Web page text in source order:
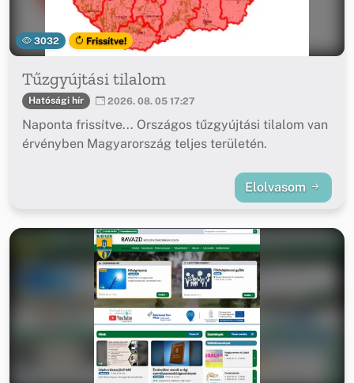
3032 Frissítve!
Tűzgyújtási tilalom
Hatósági hír 2026. 08. 05 17:27
Naponta frissítve... Országos tűzgyújtási tilalom van
érvényben Magyarország teljes területén.
Elolvasom